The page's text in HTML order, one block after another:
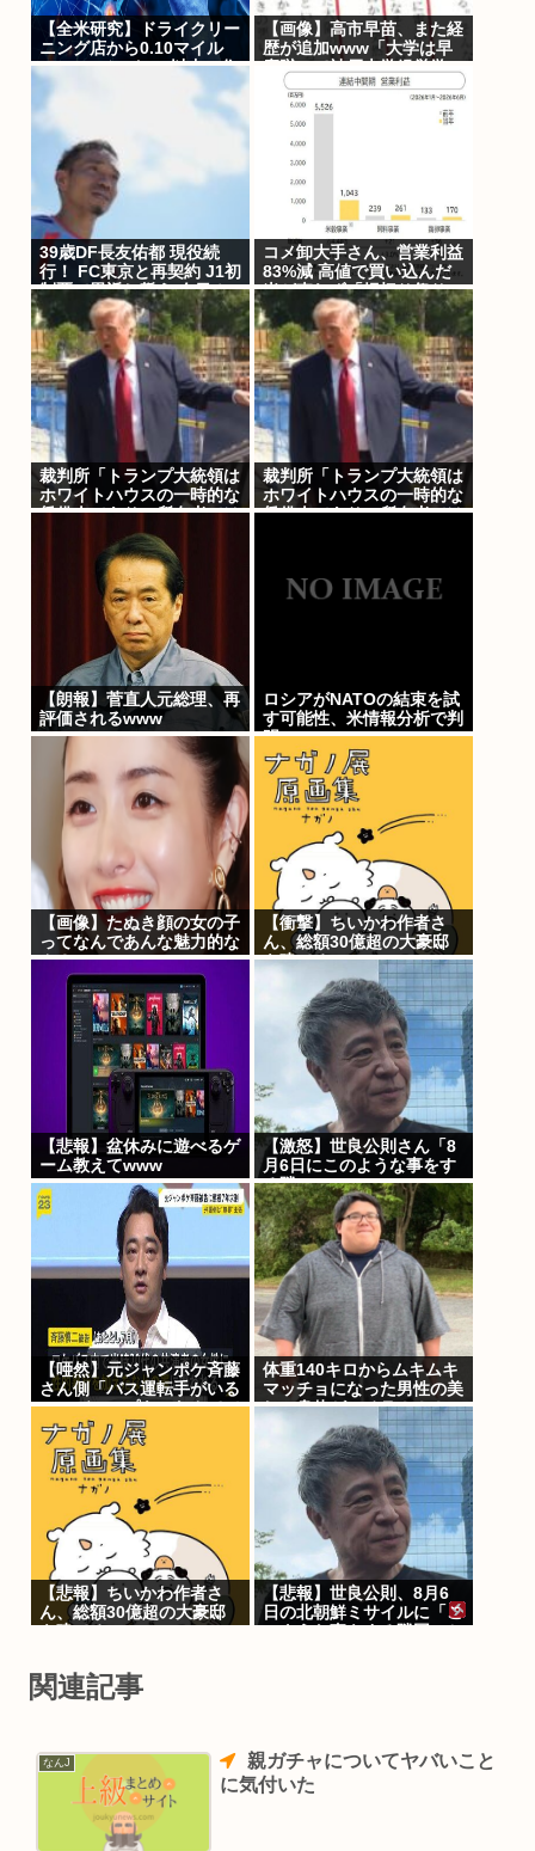
【全米研究】ドライクリー
ニング店から0.10マイル
(160.93メートル)以内に住
んでいる人は、4~5マイル
離れた場所に住んでいる人
に比べて、歩行障害を伴う
パーキンソン病になる確率
が23%高い
【画像】高市早苗、また経
歴が追加www「大学は早
慶蹴って神戸大学経営学
部！国家公務員上級職合格
を蹴って松下政経塾入っ
た！」
39歳DF長友佑都 現役続
行！ FC東京と再契約 J1初
制覇で恩返し誓う 今日ホ
ーム町田戦で正式表明
コメ卸大手さん、営業利益
83%減 高値で買い込んだ
米が売れず「損切り祭り」
開幕へ
裁判所「トランプ大統領は
ホワイトハウスの一時的な
賃借人であり、所有者では
ない」、宴会場建設の工事
差し止め命令
裁判所「トランプ大統領は
ホワイトハウスの一時的な
賃借人であり、所有者では
【朗報】菅直人元総理、再
評価されるwww
ロシアがNATOの結束を試
す可能性、米情報分析で判
明
【画像】たぬき顔の女の子
ってなんであんな魅力的な
ん？
【Pickup07091607】
【衝撃】ちいかわ作者さ
ん、総額30億超の大豪邸
を建てるwww
【悲報】盆休みに遊べるゲ
ーム教えてwww
【激怒】世良公則さん「8
月6日にこのような事をす
る隣
国」・・・・・・・・・
【唖然】元ジャンポケ斉藤
さん側「バス運転手がいる
のにディープキスなんてで
きない」「Aさんの供述に
は矛盾
点」・・・・・・・・・
体重140キロからムキムキ
マッチョになった男性の美
しい身体がコチラ！！！
【悲報】ちいかわ作者さ
ん、総額30億超の大豪邸
を建てる
【悲報】世良公則、8月6
日の北朝鮮ミサイルに「こ
のような事をする隣国」と
関連記事
なんJ
に気付いた